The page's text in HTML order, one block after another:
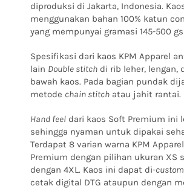
diproduksi di Jakarta, Indonesia.
menggunakan bahan 100% katun
yang mempunyai gramasi 145-500
Spesifikasi dari kaos KPM Apparel
lain Double stitch di rib leher, lengan,
bawah kaos. Pada bagian pundak
metode chain stitch atau jahit rantai.
Hand feel dari kaos Soft Premium ini
sehingga nyaman untuk dipakai
Terdapat 8 varian warna KPM
Premium dengan pilihan ukuran XS
dengan 4XL. Kaos ini dapat di-
cetak digital DTG ataupun dengan